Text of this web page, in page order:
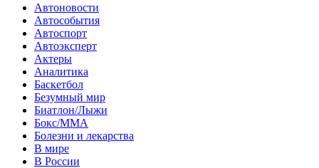
Автоновости
Автособытия
Автоспорт
Автоэксперт
Актеры
Аналитика
Баскетбол
Безумный мир
Биатлон/Лыжи
Бокс/MMA
Болезни и лекарства
В мире
В России